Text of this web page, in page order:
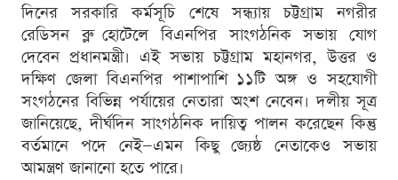
দিনের সরকারি কর্মসূচি শেষে সন্ধ্যায় চট্টগ্রাম নগরীর
রেডিসন ব্লু হোটেলে বিএনপির সাংগঠনিক সভায় যোগ
দেবেন প্রধানমন্ত্রী। এই সভায় চট্টগ্রাম মহানগর, উত্তর ও
দক্ষিণ জেলা বিএনপির পাশাপাশি ১১টি অঙ্গ ও সহযোগী
সংগঠনের বিভিন্ন পর্যায়ের নেতারা অংশ নেবেন। দলীয় সূত্র
জানিয়েছে, দীর্ঘদিন সাংগঠনিক দায়িত্ব পালন করেছেন কিন্তু
বর্তমানে পদে নেই—এমন কিছু জ্যেষ্ঠ নেতাকেও সভায়
আমন্ত্রণ জানানো হতে পারে।